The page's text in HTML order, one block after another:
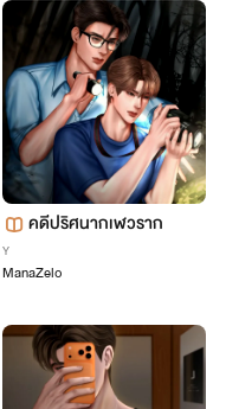
คดีปริศนากเฬวราก
Y
ManaZelo